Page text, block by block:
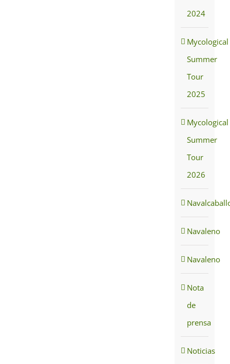
2024
Mycological
Summer
Tour
2025
Mycological
Summer
Tour
2026
Navaleno
Navaleno
Nota
de
prensa
Noticias